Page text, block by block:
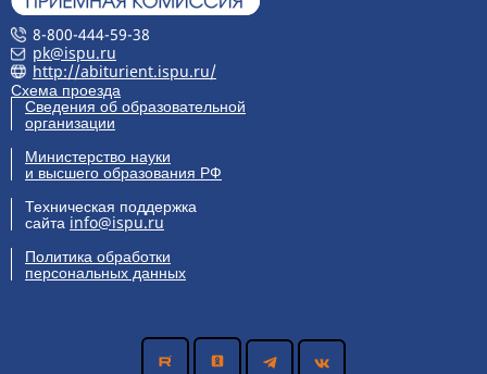
8-800-444-59-38
pk@ispu.ru
http://abiturient.ispu.ru/
Схема проезда
Сведения об образовательной
организации
Министерство науки
и высшего образования РФ
Техническая поддержка
сайта info@ispu.ru
Политика обработки
персональных данных